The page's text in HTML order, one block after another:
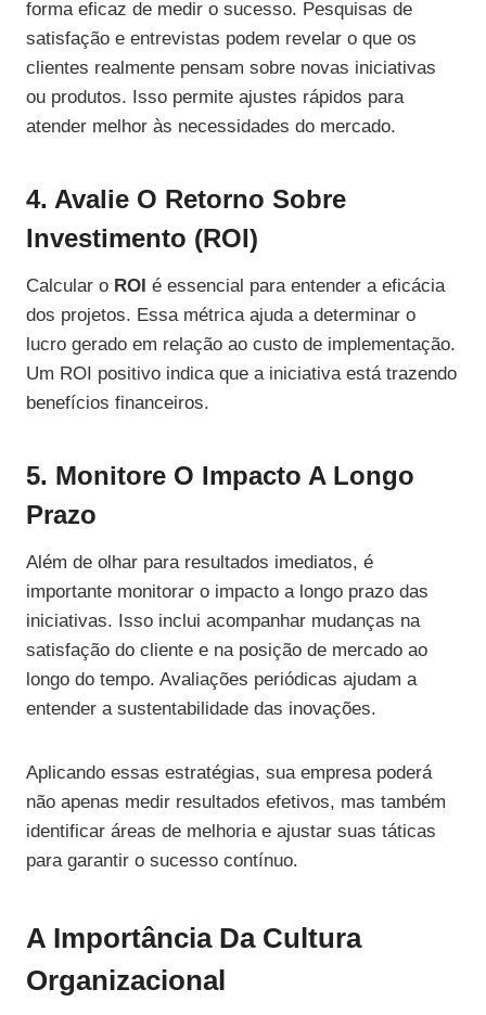
forma eficaz de medir o sucesso. Pesquisas de
satisfação e entrevistas podem revelar o que os
clientes realmente pensam sobre novas iniciativas
ou produtos. Isso permite ajustes rápidos para
atender melhor às necessidades do mercado.
4. Avalie O Retorno Sobre
Investimento (ROI)
Calcular o ROI é essencial para entender a eficácia
dos projetos. Essa métrica ajuda a determinar o
lucro gerado em relação ao custo de implementação.
Um ROI positivo indica que a iniciativa está trazendo
benefícios financeiros.
5. Monitore O Impacto A Longo
Prazo
Além de olhar para resultados imediatos, é
importante monitorar o impacto a longo prazo das
iniciativas. Isso inclui acompanhar mudanças na
satisfação do cliente e na posição de mercado ao
longo do tempo. Avaliações periódicas ajudam a
entender a sustentabilidade das inovações.
Aplicando essas estratégias, sua empresa poderá
não apenas medir resultados efetivos, mas também
identificar áreas de melhoria e ajustar suas táticas
para garantir o sucesso contínuo.
A Importância Da Cultura
Organizacional